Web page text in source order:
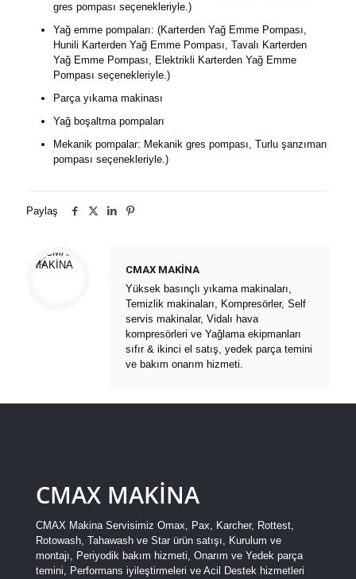
gres pompası seçenekleriyle.)
Yağ emme pompaları: (Karterden Yağ Emme Pompası,
Hunili Karterden Yağ Emme Pompası, Tavalı Karterden
Yağ Emme Pompası, Elektrikli Karterden Yağ Emme
Pompası seçenekleriyle.)
Parça yıkama makinası
Yağ boşaltma pompaları
Mekanik pompalar: Mekanik gres pompası, Turlu şanzıman
pompası seçenekleriyle.)
Paylaş
CMAX MAKİNA
Yüksek basınçlı yıkama makinaları,
Temizlik makinaları, Kompresörler, Self
servis makinalar, Vidalı hava
kompresörleri ve Yağlama ekipmanları
sıfır & ikinci el satış, yedek parça temini
ve bakım onarım hizmeti.
CMAX MAKİNA
CMAX Makina Servisimiz Omax, Pax, Karcher, Rottest,
Rotowash, Tahawash ve Star ürün satışı, Kurulum ve
montajı, Periyodik bakım hizmeti, Onarım ve Yedek parça
temini, Performans iyileştirmeleri ve Acil Destek hizmetleri